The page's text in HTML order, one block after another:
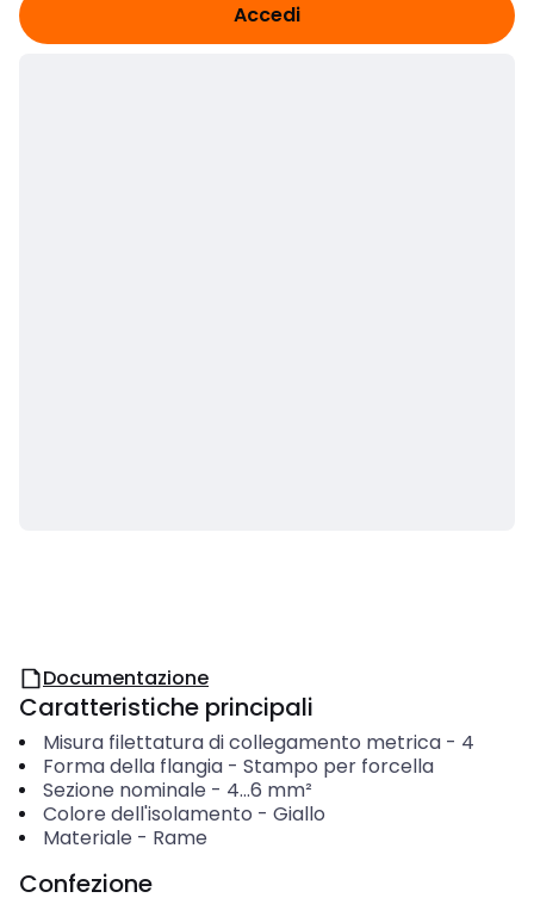
Accedi
Documentazione
Caratteristiche principali
Misura filettatura di collegamento metrica- 4
Forma della flangia- Stampo per forcella
Sezione nominale - 4...6 mm²
Colore dell'isolamento - Giallo
Materiale - Rame
Confezione